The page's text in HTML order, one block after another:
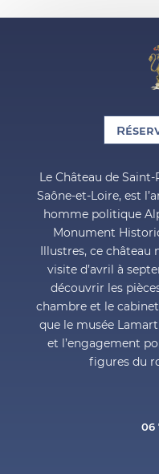
Le Château de
Saône-et-Loire, est
homme politique
Monument
Illustres, ce château
visite d’avril à
découvrir les
chambre et le
que le musée
et l’engagement
figures du
06